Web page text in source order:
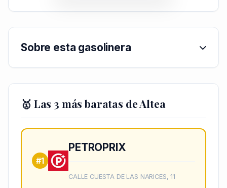
Sobre esta gasolinera
🥇 Las 3 más baratas de Altea
#1
PETROPRIX
CALLE CUESTA DE LAS NARICES, 11